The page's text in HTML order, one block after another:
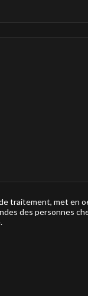
traitement, met en
des personnes